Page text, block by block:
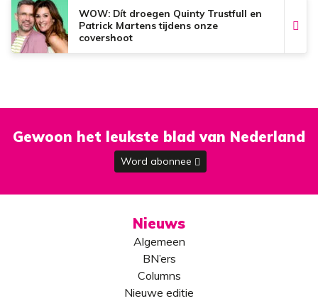
WOW: Dít droegen Quinty Trustfull en
Patrick Martens tijdens onze
covershoot
Gewoon het leukste blad van Nederland
Word abonnee
Nieuws
Algemeen
BN’ers
Columns
Nieuwe editie